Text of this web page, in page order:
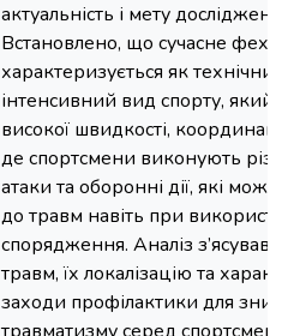
актуальність і мету
Встановлено, що сучасне
характеризується як
інтенсивний вид спорту, який
високої швидкості,
де спортсмени виконують
атаки та оборонні дії, які
до травм навіть при
спорядження. Аналіз
травм, їх локалізацію та
заходи профілактики для